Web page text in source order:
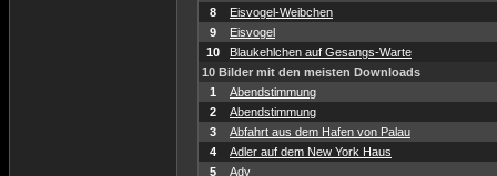
8
Eisvogel-Weibchen
9
Eisvogel
10
Blaukehlchen auf Gesangs-Warte
10 Bilder mit den meisten Downloads
1
Abendstimmung
2
Abendstimmung
3
Abfahrt aus dem Hafen von Palau
4
Adler auf dem New York Haus
5
Ady